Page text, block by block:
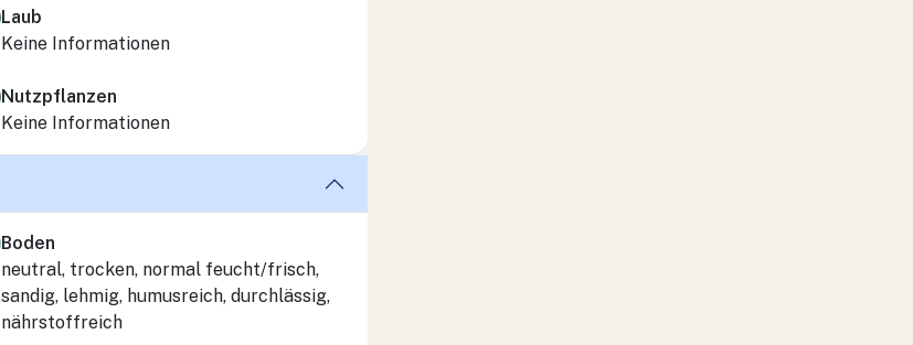
Laub
Keine Informationen
Nutzpflanzen
Keine Informationen
Boden
neutral, trocken, normal feucht/frisch,
sandig, lehmig, humusreich, durchlässig,
nährstoffreich